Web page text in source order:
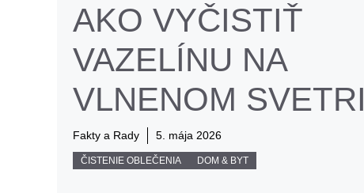
AKO VYČISTIŤ
VAZELÍNU NA
VLNENOM SVETRI
Fakty a Rady 5. mája 2026
ČISTENIE OBLEČENIA DOM & BYT